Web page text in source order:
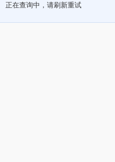
正在查询中，请刷新重试